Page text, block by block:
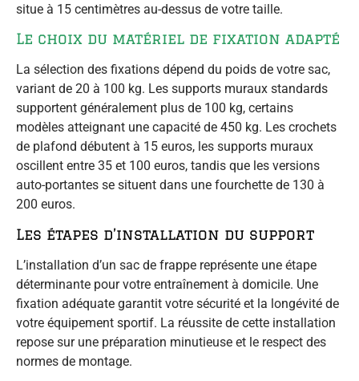
situe à 15 centimètres au-dessus de votre taille.
Le choix du matériel de fixation adapté
La sélection des fixations dépend du poids de votre sac,
variant de 20 à 100 kg. Les supports muraux standards
supportent généralement plus de 100 kg, certains
modèles atteignant une capacité de 450 kg. Les crochets
de plafond débutent à 15 euros, les supports muraux
oscillent entre 35 et 100 euros, tandis que les versions
auto-portantes se situent dans une fourchette de 130 à
200 euros.
Les étapes d’installation du support
L’installation d’un sac de frappe représente une étape
déterminante pour votre entraînement à domicile. Une
fixation adéquate garantit votre sécurité et la longévité de
votre équipement sportif. La réussite de cette installation
repose sur une préparation minutieuse et le respect des
normes de montage.